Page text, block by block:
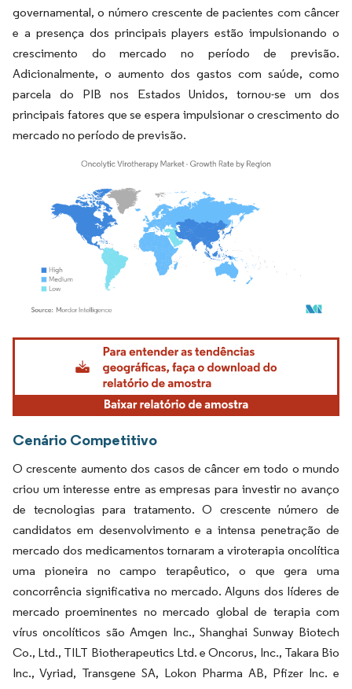
governamental, o número crescente de pacientes com câncer
e a presença dos principais players estão impulsionando o
crescimento do mercado no período de previsão.
Adicionalmente, o aumento dos gastos com saúde, como
parcela do PIB nos Estados Unidos, tornou-se um dos
principais fatores que se espera impulsionar o crescimento do
mercado no período de previsão.
Imagem © Mordor Intelligence. O reuso requer atribuição conforme CC BY 4.0.
Cenário Competitivo
O crescente aumento dos casos de câncer em todo o mundo
criou um interesse entre as empresas para investir no avanço
de tecnologias para tratamento. O crescente número de
candidatos em desenvolvimento e a intensa penetração de
mercado dos medicamentos tornaram a viroterapia oncolítica
uma pioneira no campo terapêutico, o que gera uma
concorrência significativa no mercado. Alguns dos líderes de
mercado proeminentes no mercado global de terapia com
vírus oncolíticos são Amgen Inc., Shanghai Sunway Biotech
Co., Ltd., TILT Biotherapeutics Ltd. e Oncorus, Inc., Takara Bio
Inc., Vyriad, Transgene SA, Lokon Pharma AB, Pfizer Inc. e